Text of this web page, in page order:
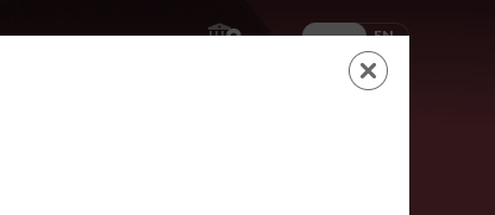
ES EN
LOGIN